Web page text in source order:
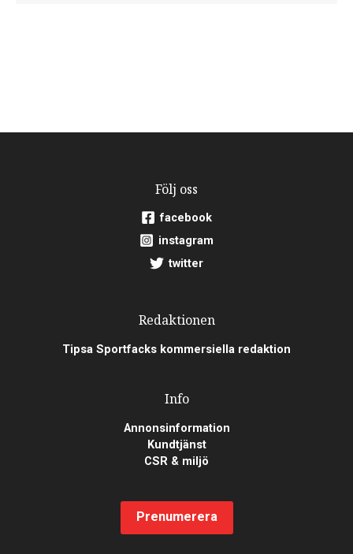
Följ oss
facebook
instagram
twitter
Redaktionen
Tipsa Sportfacks kommersiella redaktion
Info
Annonsinformation
Kundtjänst
CSR & miljö
Prenumerera